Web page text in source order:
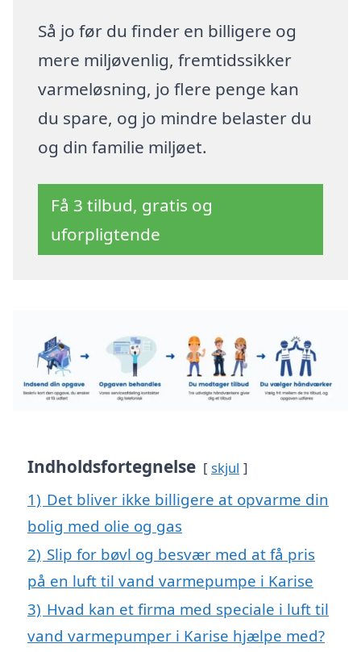
Så jo før du finder en billigere og
mere miljøvenlig, fremtidssikker
varmeløsning, jo flere penge kan
du spare, og jo mindre belaster du
og din familie miljøet.
Få 3 tilbud, gratis og
uforpligtende
Indholdsfortegnelse skjul
1) Det bliver ikke billigere at opvarme din
bolig med olie og gas
2) Slip for bøvl og besvær med at få pris
på en luft til vand varmepumpe i Karise
3) Hvad kan et firma med speciale i luft til
vand varmepumper i Karise hjælpe med?